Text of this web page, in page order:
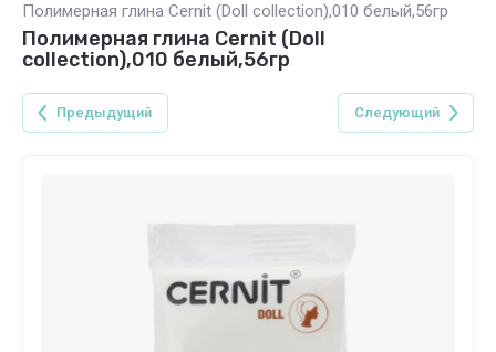
Полимерная глина Cernit (Doll collection),010 белый,56гр
Полимерная глина Cernit (Doll
collection),010 белый,56гр
Предыдущий Следующий